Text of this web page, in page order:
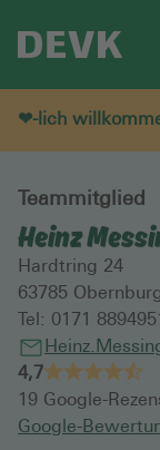
❤-lich
Teammitglied
Heinz
Hardtring 24
63785 Obernburg
Tel: 0171 8894951
4,7
19 Google-
Google-